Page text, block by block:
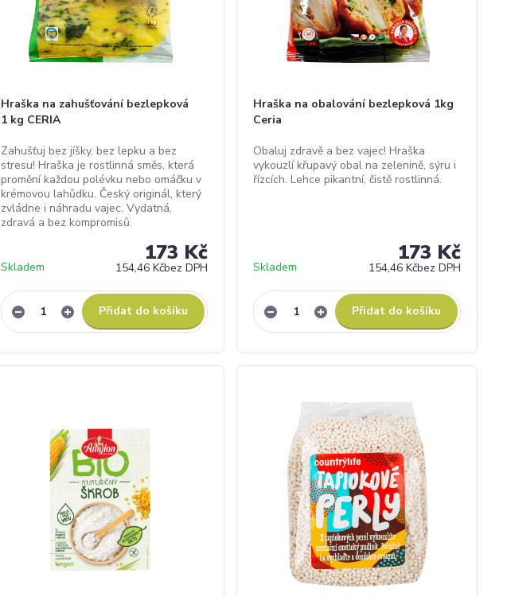
Hraška na zahušťování bezlepková
1 kg CERIA
Zahušťuj bez jíšky, bez lepku a bez
stresu! Hraška je rostlinná směs, která
promění každou polévku nebo omáčku v
krémovou lahůdku. Český originál, který
zvládne i náhradu vajec. Vydatná,
zdravá a bez kompromisů.
173 Kč
154,46 Kčbez DPH
Skladem
Přidat do košíku
Hraška na obalování bezlepková 1kg
Ceria
Obaluj zdravě a bez vajec! Hraška
vykouzlí křupavý obal na zelenině, sýru i
řízcích. Lehce pikantní, čistě rostlinná.
173 Kč
154,46 Kčbez DPH
Skladem
Přidat do košíku